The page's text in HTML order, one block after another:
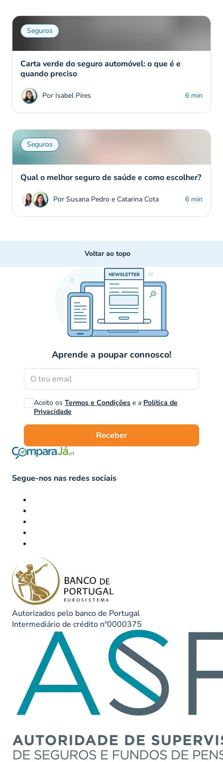
Seguros
Carta verde do seguro automóvel: o que é e
quando preciso
Por Isabel Pires 6 min
Seguros
Qual o melhor seguro de saúde e como escolher?
Por Susana Pedro e Catarina Cota 6 min
Voltar ao topo
Aprende a poupar connosco!
Aceito os Termos e Condições e a Política de
Privacidade
Receber
Segue-nos nas redes sociais
Autorizados pelo banco de Portugal
Intermediário de crédito nº0000375